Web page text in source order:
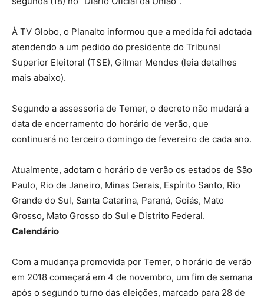
À TV Globo, o Planalto informou que a medida foi adotada
atendendo a um pedido do presidente do Tribunal
Superior Eleitoral (TSE), Gilmar Mendes (leia detalhes
mais abaixo).
Segundo a assessoria de Temer, o decreto não mudará a
data de encerramento do horário de verão, que
continuará no terceiro domingo de fevereiro de cada ano.
Atualmente, adotam o horário de verão os estados de São
Paulo, Rio de Janeiro, Minas Gerais, Espírito Santo, Rio
Grande do Sul, Santa Catarina, Paraná, Goiás, Mato
Grosso, Mato Grosso do Sul e Distrito Federal.
Calendário
Com a mudança promovida por Temer, o horário de verão
em 2018 começará em 4 de novembro, um fim de semana
após o segundo turno das eleições, marcado para 28 de